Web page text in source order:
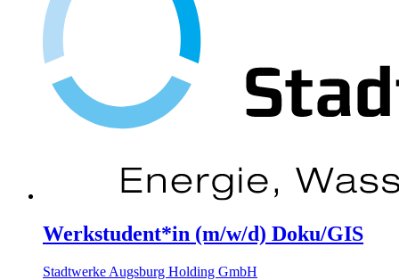
Werkstudent*in (m/w/d) Doku/GIS
Stadtwerke Augsburg Holding GmbH